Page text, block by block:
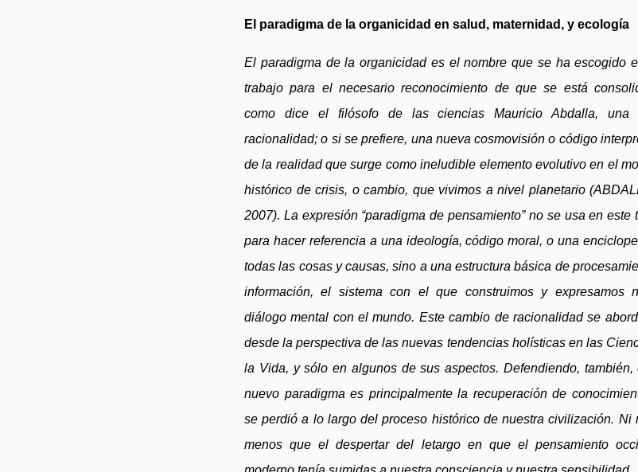
El paradigma de la organicidad en salud, maternidad, y ecología
El paradigma de la organicidad es el nombre que se ha escogido
trabajo para el necesario reconocimiento de que se está
como dice el filósofo de las ciencias Mauricio Abdalla, una
racionalidad; o si se prefiere, una nueva cosmovisión o código
de la realidad que surge como ineludible elemento evolutivo en el
histórico de crisis, o cambio, que vivimos a nivel planetario
2007). La expresión “paradigma de pensamiento” no se usa en este
para hacer referencia a una ideología, código moral, o una
todas las cosas y causas, sino a una estructura básica de
información, el sistema con el que construimos y expresamos
diálogo mental con el mundo. Este cambio de racionalidad se
desde la perspectiva de las nuevas tendencias holísticas en las
la Vida, y sólo en algunos de sus aspectos. Defendiendo, también,
nuevo paradigma es principalmente la recuperación de
se perdió a lo largo del proceso histórico de nuestra civilización. Ni
menos que el despertar del letargo en que el pensamiento